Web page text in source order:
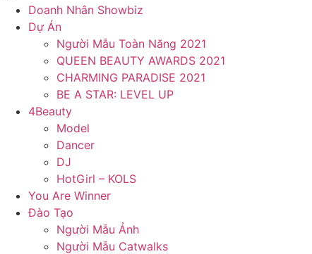
Doanh Nhân Showbiz
Dự Án
Người Mẫu Toàn Năng 2021
QUEEN BEAUTY AWARDS 2021
CHARMING PARADISE 2021
BE A STAR: LEVEL UP
4Beauty
Model
Dancer
DJ
HotGirl – KOLS
You Are Winner
Đào Tạo
Người Mẫu Ảnh
Người Mẫu Catwalks